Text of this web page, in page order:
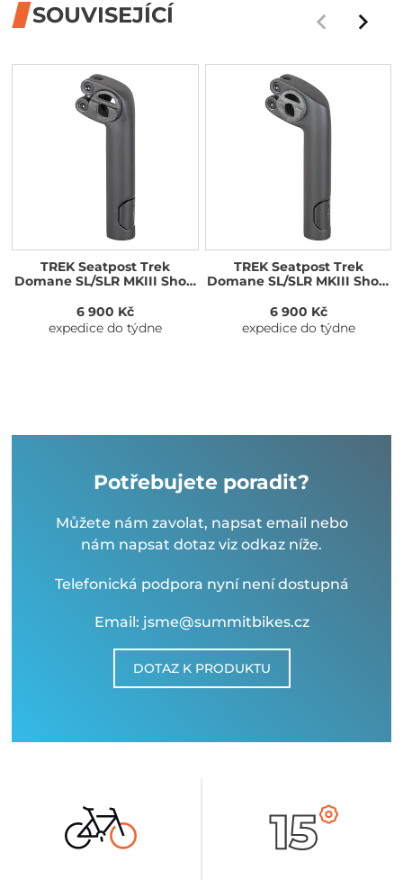
SOUVISEJÍCÍ
TREK Seatpost Trek
Domane SL/SLR MKIII Short
6 900 Kč
expedice do týdne
TREK Seatpost Trek
Domane SL/SLR MKIII Short
6 900 Kč
expedice do týdne
Potřebujete poradit?
Můžete nám zavolat, napsat email nebo
nám napsat dotaz viz odkaz níže.
Telefonická podpora nyní není dostupná
Email: jsme@summitbikes.cz
DOTAZ K PRODUKTU